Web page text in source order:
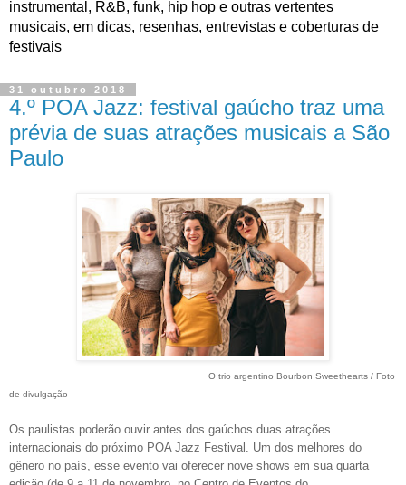
instrumental, R&B, funk, hip hop e outras vertentes
musicais, em dicas, resenhas, entrevistas e coberturas de
festivais
31 outubro 2018
4.º POA Jazz: festival gaúcho traz uma
prévia de suas atrações musicais a São
Paulo
O trio argentino Bourbon Sweethearts / Foto
de divulgação
Os paulistas poderão ouvir antes dos gaúchos duas atrações
internacionais do próximo POA Jazz Festival. Um dos melhores do
gênero no país, esse evento vai oferecer nove shows em sua quarta